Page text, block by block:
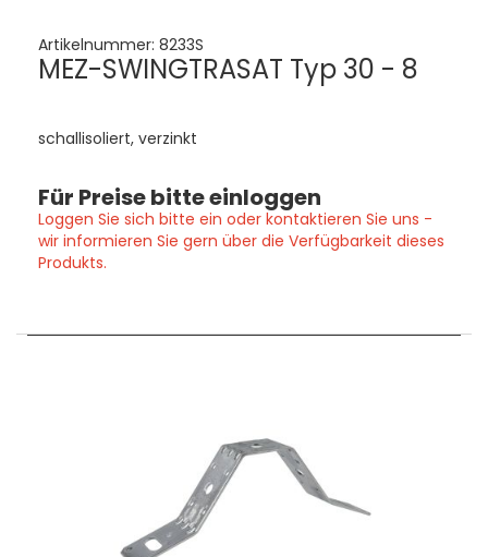
Artikelnummer: 8233S
MEZ-SWINGTRASAT Typ 30 - 8
schallisoliert, verzinkt
Für Preise bitte einloggen
Loggen Sie sich bitte ein oder kontaktieren Sie uns -
wir informieren Sie gern über die Verfügbarkeit dieses
Produkts.